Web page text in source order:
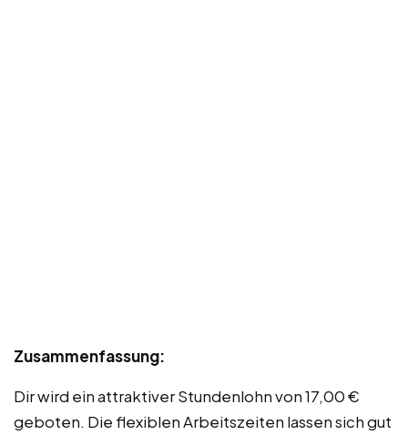
Zusammenfassung:
Dir wird ein attraktiver Stundenlohn von 17,00 €
geboten. Die flexiblen Arbeitszeiten lassen sich gut